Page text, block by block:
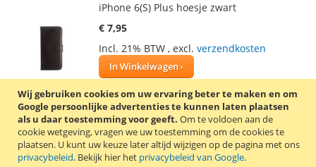
Wij gebruiken cookies om uw ervaring beter te maken en om
Google persoonlijke advertenties te kunnen laten plaatsen
als u daar toestemming voor geeft. Om te voldoen aan de
cookie wetgeving, vragen we uw toestemming om de cookies te
plaatsen. U kunt uw keuze later altijd wijzigen op de pagina met ons
privacybeleid. Bekijk hier het privacybeleid van Google.
iPhone 6(S) Plus hoesje zwart
€ 7,95
Incl. 21% BTW , excl. verzendkosten
In Winkelwagen
VOEG
TOE
AAN
VERLANGLIJST
TOEVOEGEN
OM
TE
VERGELIJKEN
Stijlvolle Book Case voor de iPhone 6(S)
Plus. Kleur: zwart.Lees verder